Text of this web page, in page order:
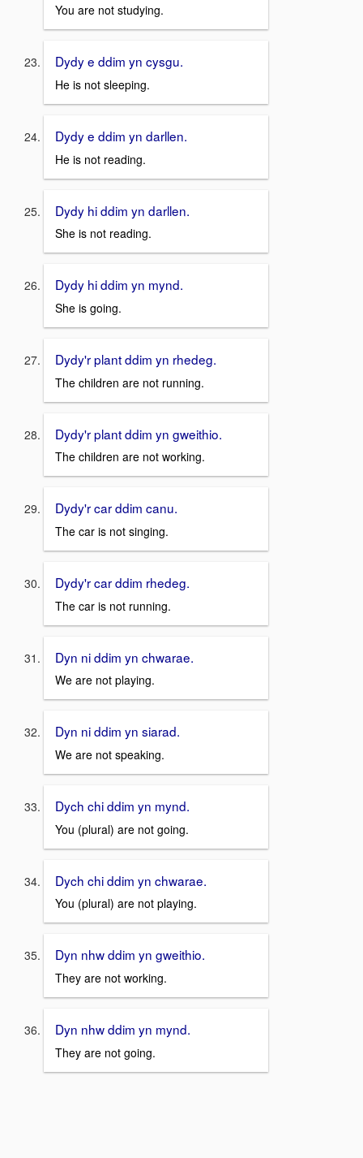
You are not studying.
Dydy e ddim yn cysgu.
He is not sleeping.
Dydy e ddim yn darllen.
He is not reading.
Dydy hi ddim yn darllen.
She is not reading.
Dydy hi ddim yn mynd.
She is going.
Dydy'r plant ddim yn rhedeg.
The children are not running.
Dydy'r plant ddim yn gweithio.
The children are not working.
Dydy'r car ddim canu.
The car is not singing.
Dydy'r car ddim rhedeg.
The car is not running.
Dyn ni ddim yn chwarae.
We are not playing.
Dyn ni ddim yn siarad.
We are not speaking.
Dych chi ddim yn mynd.
You (plural) are not going.
Dych chi ddim yn chwarae.
You (plural) are not playing.
Dyn nhw ddim yn gweithio.
They are not working.
Dyn nhw ddim yn mynd.
They are not going.